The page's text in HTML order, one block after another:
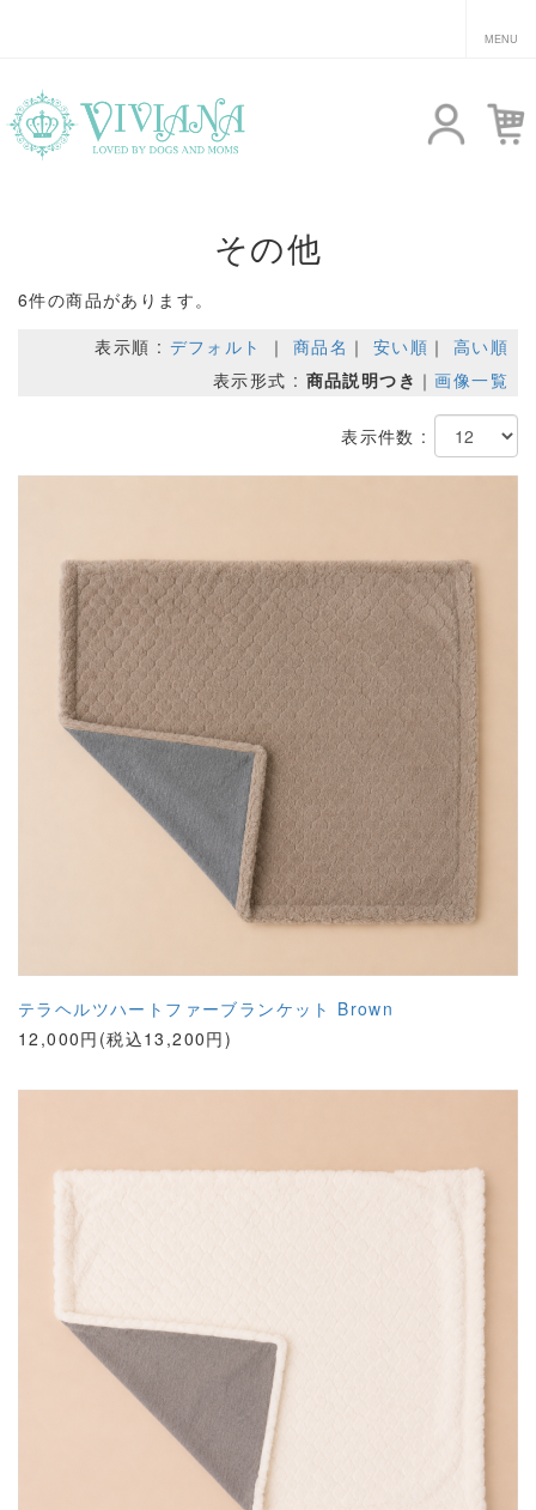
その他
6件の商品があります。
表示順 : デフォルト ｜ 商品名 ｜ 安い順 ｜ 高い順
表示形式 : 商品説明つき ｜画像一覧
表示件数 :
テラヘルツハートファーブランケット Brown
12,000円(税込13,200円)